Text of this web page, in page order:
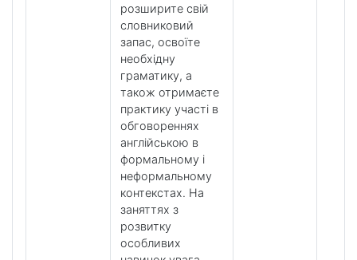
розширите свій
словниковий
запас, освоїте
необхідну
граматику, а
також отримаєте
практику участі в
обговореннях
англійською в
формальному і
неформальному
контекстах. На
заняттях з
розвитку
особливих